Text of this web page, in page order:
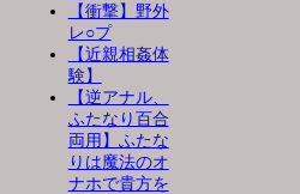
【衝撃】野外
レ○プ
【近親相姦体
験】
【逆アナル、
ふたなり百合
両用】ふたな
りは魔法のオ
ナホで貴方を